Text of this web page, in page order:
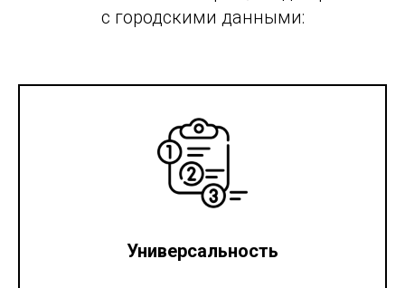
с городскими данными:
Универсальность